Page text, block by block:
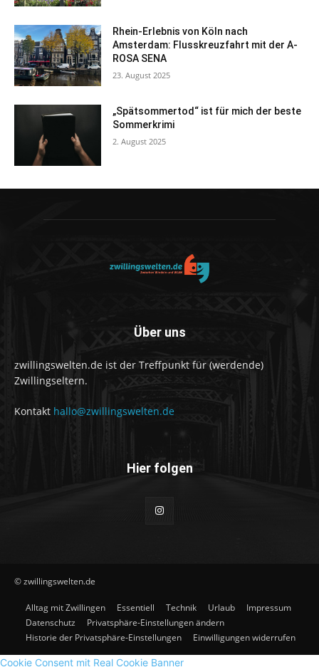
Rhein-Erlebnis von Köln nach
Amsterdam: Flusskreuzfahrt mit der A-
ROSA SENA
23. August 2025
„Spätsommertod“ ist für mich der beste
Sommerkrimi
2. August 2025
Über uns
zwillingswelten.de ist der Treffpunkt für (werdende)
Zwillingseltern.
Kontakt hallo@zwillingswelten.de
Hier folgen
© zwillingswelten.de
Alltag mit Zwillingen Essentiell Technik Urlaub
Impressum
Datenschutz
Privatsphäre-Einstellungen ändern
Historie der Privatsphäre-Einstellungen
Einwilligungen widerrufen
Cookie Consent mit Real Cookie Banner